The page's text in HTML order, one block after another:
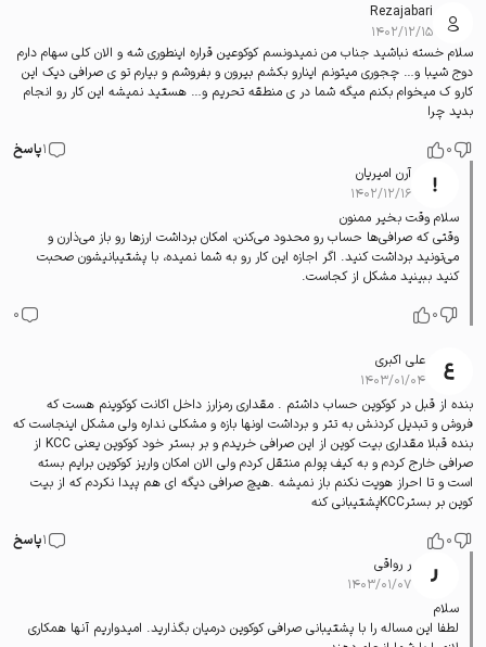
Rezajabari
۱۴۰۲/۱۲/۱۵
سلام خسته نباشید جناب من نمیدونسم کوکوعین قراره اینطوری شه و الان کلی سهام دارم
دوج شیبا و… چجوری میتونم اینارو بکشم بیرون و بفروشم و بیارم تو ی صرافی دیک این
کارو ک میخوام بکنم میگه شما در ی منطقه تحریم و… هستید نمیشه این کار رو انجام
بدید چرا
0
1پاسخ
آرن امیریان
۱۴۰۲/۱۲/۱۶
سلام وقت بخیر ممنون
وقتی که صرافی‌ها حساب رو محدود می‌کنن، امکان برداشت ارزها رو باز می‌ذارن و
می‌تونید برداشت کنید. اگر اجازه این کار رو به شما نمیده، با پشتیبانیشون صحبت
کنید ببینید مشکل از کجاست.
0
0
علی اکبری
۱۴۰۳/۰۱/۰۴
بنده از قبل در کوکوین حساب داشتم . مقداری رمزارز داخل اکانت کوکوینم هست که
فروش و تبدیل کردنش به تتر و برداشت اونها بازه و مشکلی نداره ولی مشکل اینجاست که
بنده قبلا مقداری بیت کوین از این صرافی خریدم و بر بستر خود کوکوین یعنی KCC از
صرافی خارج کردم و به کیف پولم منتقل کردم ولی الان امکان واریز کوکوین برایم بسته
است و تا احراز هویت نکنم باز نمیشه .هیچ صرافی دیگه ای هم پیدا نکردم که از بیت
کوین بر بسترKCCپشتیبانی کنه
0
1پاسخ
ر رواقی
۱۴۰۳/۰۱/۰۷
سلام
لطفا این مساله را با پشتیبانی صرافی کوکوین درمیان بگذارید. امیدواریم آنها همکاری